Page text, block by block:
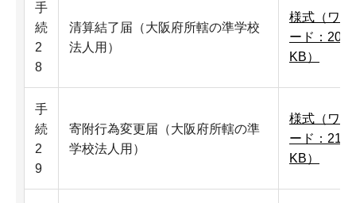
手
続
2
8
清算結了届（大阪府所轄の準学校
法人用）
様式（ワ
ード：20
KB）
手
続
2
9
寄附行為変更届（大阪府所轄の準
学校法人用）
様式（ワ
ード：21
KB）